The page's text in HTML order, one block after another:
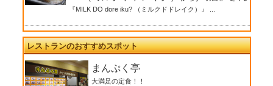
『MILK DO dore iku? （ミルクドドレイク）』 ...
レストランのおすすめスポット
まんぷく亭
大満足の定食！！